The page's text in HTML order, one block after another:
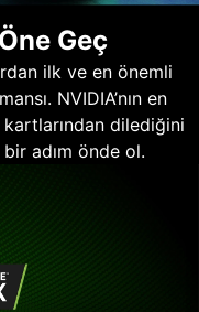
Geç
ilk ve en önemli
NVIDIA’nın en
dilediğini
adım önde ol.